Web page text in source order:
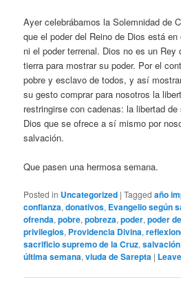
Ayer celebrábamos la Solemnidad de
que el poder del Reino de Dios está
ni el poder terrenal. Dios no es un Rey
tierra para mostrar su poder. Por el
pobre y esclavo de todos, y así
su gesto comprar para nosotros la
restringirse con cadenas: la libertad
Dios que se ofrece a sí mismo por
salvación.
Que pasen una hermosa semana.
Posted in Uncategorized |Tagged año
confianza,donativos, Evangelio según
ofrenda,pobre,pobreza,poder,poder
privilegios, Providencia Divina,
sacrificio supremo de la Cruz,salvación
última semana,viuda de Sarepta |